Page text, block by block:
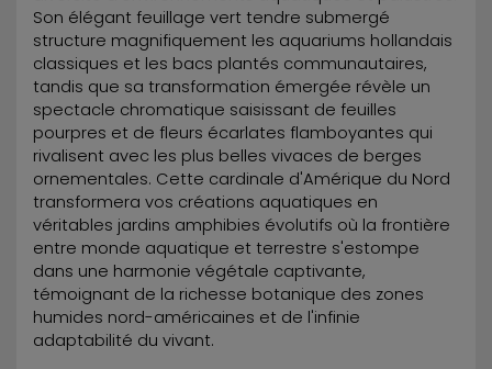
Son élégant feuillage vert tendre submergé
structure magnifiquement les aquariums hollandais
classiques et les bacs plantés communautaires,
tandis que sa transformation émergée révèle un
spectacle chromatique saisissant de feuilles
pourpres et de fleurs écarlates flamboyantes qui
rivalisent avec les plus belles vivaces de berges
ornementales. Cette cardinale d'Amérique du Nord
transformera vos créations aquatiques en
véritables jardins amphibies évolutifs où la frontière
entre monde aquatique et terrestre s'estompe
dans une harmonie végétale captivante,
témoignant de la richesse botanique des zones
humides nord-américaines et de l'infinie
adaptabilité du vivant.